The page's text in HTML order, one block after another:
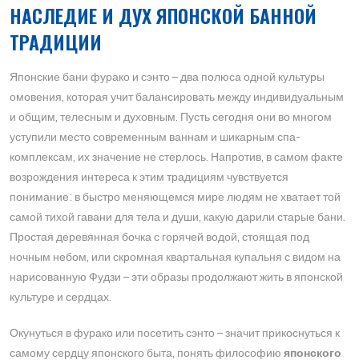
НАСЛЕДИЕ И ДУХ ЯПОНСКОЙ БАННОЙ
ТРАДИЦИИ
Японские бани фурако и сэнто – два полюса одной культуры
омовения, которая учит балансировать между индивидуальным
и общим, телесным и духовным. Пусть сегодня они во многом
уступили место современным ваннам и шикарным спа-
комплексам, их значение не стерлось. Напротив, в самом факте
возрождения интереса к этим традициям чувствуется
понимание: в быстро меняющемся мире людям не хватает той
самой тихой гавани для тела и души, какую дарили старые бани.
Простая деревянная бочка с горячей водой, стоящая под
ночным небом, или скромная квартальная купальня с видом на
нарисованную Фудзи – эти образы продолжают жить в японской
культуре и сердцах.
Окунуться в фурако или посетить сэнто – значит прикоснуться к
самому сердцу японского быта, понять философию японского